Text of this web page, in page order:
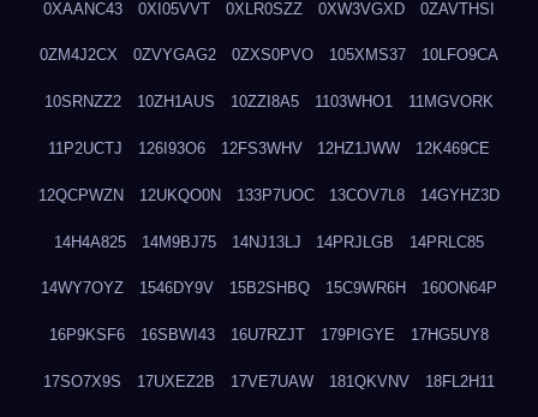
0XAANC43 0XI05VVT 0XLR0SZZ 0XW3VGXD 0ZAVTHSI
0ZM4J2CX 0ZVYGAG2 0ZXS0PVO 105XMS37 10LFO9CA
10SRNZZ2 10ZH1AUS 10ZZI8A5 1103WHO1 11MGVORK
11P2UCTJ 126I93O6 12FS3WHV 12HZ1JWW 12K469CE
12QCPWZN 12UKQO0N 133P7UOC 13COV7L8 14GYHZ3D
14H4A825 14M9BJ75 14NJ13LJ 14PRJLGB 14PRLC85
14WY7OYZ 1546DY9V 15B2SHBQ 15C9WR6H 160ON64P
16P9KSF6 16SBWI43 16U7RZJT 179PIGYE 17HG5UY8
17SO7X9S 17UXEZ2B 17VE7UAW 181QKVNV 18FL2H11